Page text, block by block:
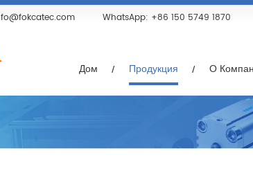
WhatsApp: +86 150 5749 1870
Дом Продукция О
Услуги Отрасли